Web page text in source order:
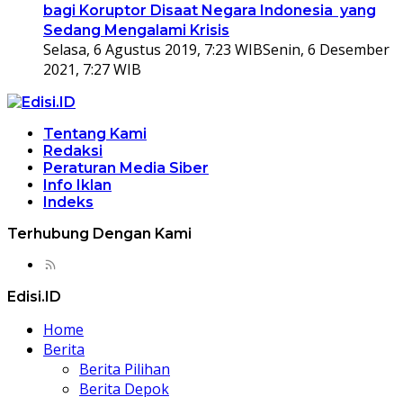
bagi Koruptor Disaat Negara Indonesia yang
Sedang Mengalami Krisis
Selasa, 6 Agustus 2019, 7:23 WIBSenin, 6 Desember
2021, 7:27 WIB
Tentang Kami
Redaksi
Peraturan Media Siber
Info Iklan
Indeks
Terhubung Dengan Kami
Edisi.ID
Home
Berita
Berita Pilihan
Berita Depok